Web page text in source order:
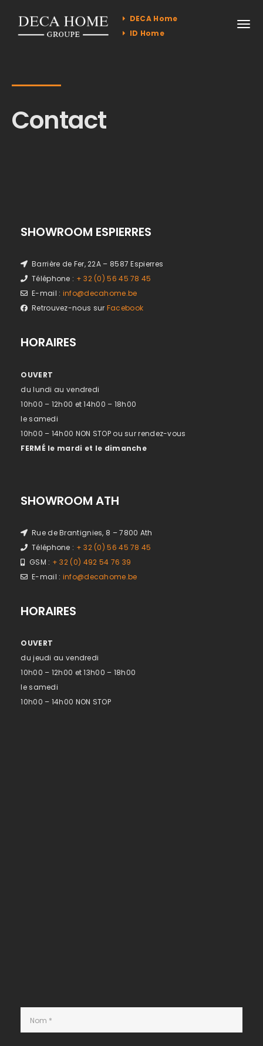
DECA Home
ID Home
Contact
SHOWROOM ESPIERRES
Barrière de Fer, 22A – 8587 Espierres
Téléphone : + 32 (0) 56 45 78 45
E-mail : info@decahome.be
Retrouvez-nous sur Facebook
HORAIRES
OUVERT
du lundi au vendredi
10h00 – 12h00 et 14h00 – 18h00
le samedi
10h00 – 14h00 NON STOP ou sur rendez-vous
FERMÉ le mardi et le dimanche
SHOWROOM ATH
Rue de Brantignies, 8 – 7800 Ath
Téléphone : + 32 (0) 56 45 78 45
GSM : + 32 (0) 492 54 76 39
E-mail : info@decahome.be
HORAIRES
OUVERT
du jeudi au vendredi
10h00 – 12h00 et 13h00 – 18h00
le samedi
10h00 – 14h00 NON STOP